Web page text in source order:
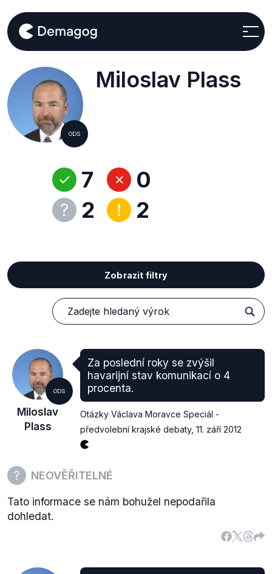
ODS
Miloslav Plass
7
2
0
2
Zobrazit filtry
ODS
Miloslav
Plass
Za poslední roky se zvýšil
havarijní stav komunikací o 4
procenta.
Otázky Václava Moravce Speciál -
předvolební krajské debaty, 11. září 2012
NEOVĚŘITELNÉ
Tato informace se nám bohužel nepodařila
dohledat.